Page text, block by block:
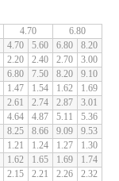
6.80
4.70
8.20
6.80
5.60
4.70
3.00
2.70
2.40
2.20
9.10
8.20
7.50
6.80
1.69
1.62
1.54
1.47
3.01
2.87
2.74
2.61
5.36
5.11
4.87
4.64
9.53
9.09
8.66
8.25
1.30
1.27
1.24
1.21
1.74
1.69
1.65
1.62
2.32
2.26
2.21
2.15